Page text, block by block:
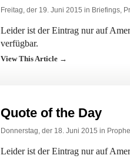
Freitag, der 19. Juni 2015 in Briefings,
Leider ist der Eintrag nur auf
verfügbar.
View This Article →
Quote of the Day
Donnerstag, der 18. Juni 2015 in
Leider ist der Eintrag nur auf